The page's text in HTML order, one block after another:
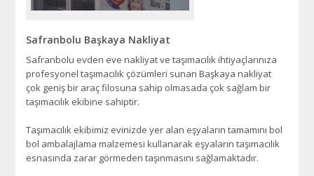
Safranbolu Başkaya Nakliyat
Safranbolu evden eve nakliyat ve taşımacılık ihtiyaçlarınıza
profesyonel taşımacılık çözümleri sunan Başkaya nakliyat
çok geniş bir araç filosuna sahip olmasada çok sağlam bir
taşımacılık ekibine sahiptir.
Taşımacılık ekibimiz evinizde yer alan eşyaların tamamını bol
bol ambalajlama malzemesi kullanarak eşyaların taşımacılık
esnasında zarar görmeden taşınmasını sağlamaktadır.